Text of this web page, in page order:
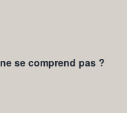
se comprend pas ?